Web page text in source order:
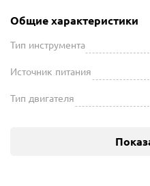
Общие характеристики
Тип инструмента
Источник питания
Тип двигателя